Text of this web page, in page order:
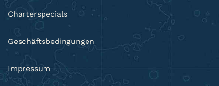
Charterspecials
Geschäftsbedingungen
Impressum